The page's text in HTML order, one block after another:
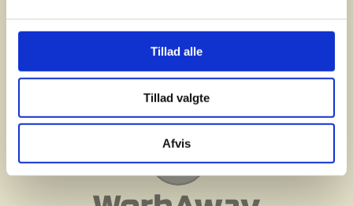
Tillad alle
Tillad valgte
Afvis